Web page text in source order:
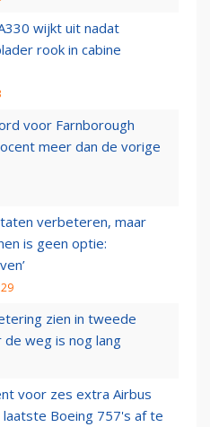
wijkt uit nadat
rook in cabine
voor Farnborough
meer dan de vorige
verbeteren, maar
is geen optie:
zien in tweede
de weg is nog lang
voor zes extra Airbus
Boeing 757's af te